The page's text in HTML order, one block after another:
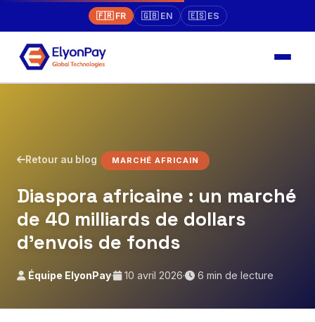
🇫🇷 FR 🇬🇧 EN 🇪🇸 ES
Retour au blog MARCHÉ AFRICAIN
Diaspora africaine : un marché
de 40 milliards de dollars
d'envois de fonds
Équipe ElyonPay· 10 avril 2026· 6 min de lecture